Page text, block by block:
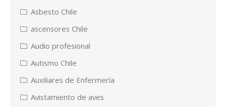
Asbesto Chile
ascensores Chile
Audio profesional
Autismo Chile
Auxiliares de Enfermería
Avistamiento de aves